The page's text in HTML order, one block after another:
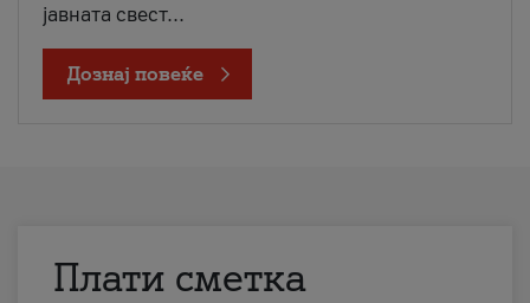
јавната свест...
Дознај повеќе
Плати сметка